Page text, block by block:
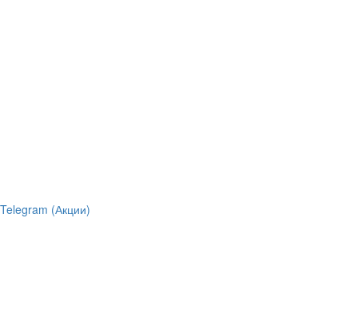
Telegram (Акции)